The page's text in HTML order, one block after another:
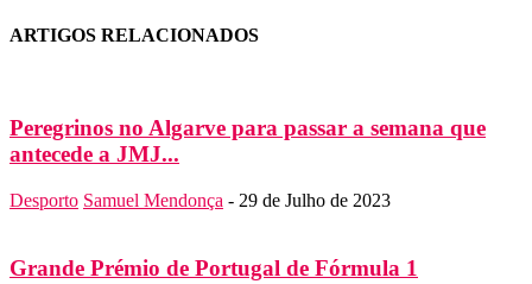
ARTIGOS RELACIONADOS
Peregrinos no Algarve para passar a semana que
antecede a JMJ...
Desporto Samuel Mendonça - 29 de Julho de 2023
Grande Prémio de Portugal de Fórmula 1